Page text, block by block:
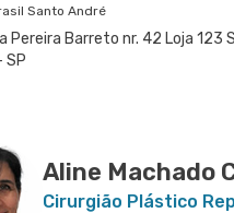
Santo André
Pereira Barreto nr. 42 Loja 123
SP
Aline Machado
Cirurgião Plástico